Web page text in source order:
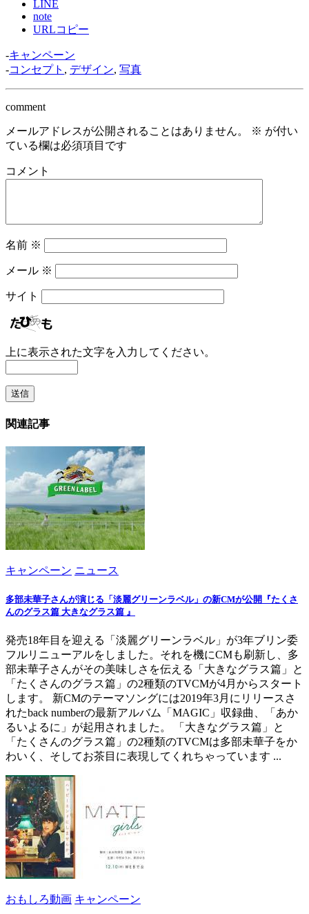
LINE
note
URLコピー
-キャンペーン
-コンセプト , デザイン, 写真
comment
メールアドレスが公開されることはありません。 ※ が付い
ている欄は必須項目です
コメント
名前 ※
メール ※
サイト
上に表示された文字を入力してください。
関連記事
キャンペーン ニュース
多部未華子さんが演じる「淡麗グリーンラベル」の新CMが公開『たくさ
んのグラス篇 大きなグラス篇 』
発売18年目を迎える「淡麗グリーンラベル」が3年ブリン委
フルリニューアルをしました。それを機にCMも刷新し、多
部未華子さんがその美味しさを伝える「大きなグラス篇」と
「たくさんのグラス篇」の2種類のTVCMが4月からスタート
します。 新CMのテーマソングには2019年3月にリリースさ
れたback numberの最新アルバム「MAGIC」収録曲、「あか
るいよるに」が起用されました。 「大きなグラス篇」と
「たくさんのグラス篇」の2種類のTVCMは多部未華子をか
わいく、そしてお茶目に表現してくれちゃっています ...
おもしろ動画 キャンペーン